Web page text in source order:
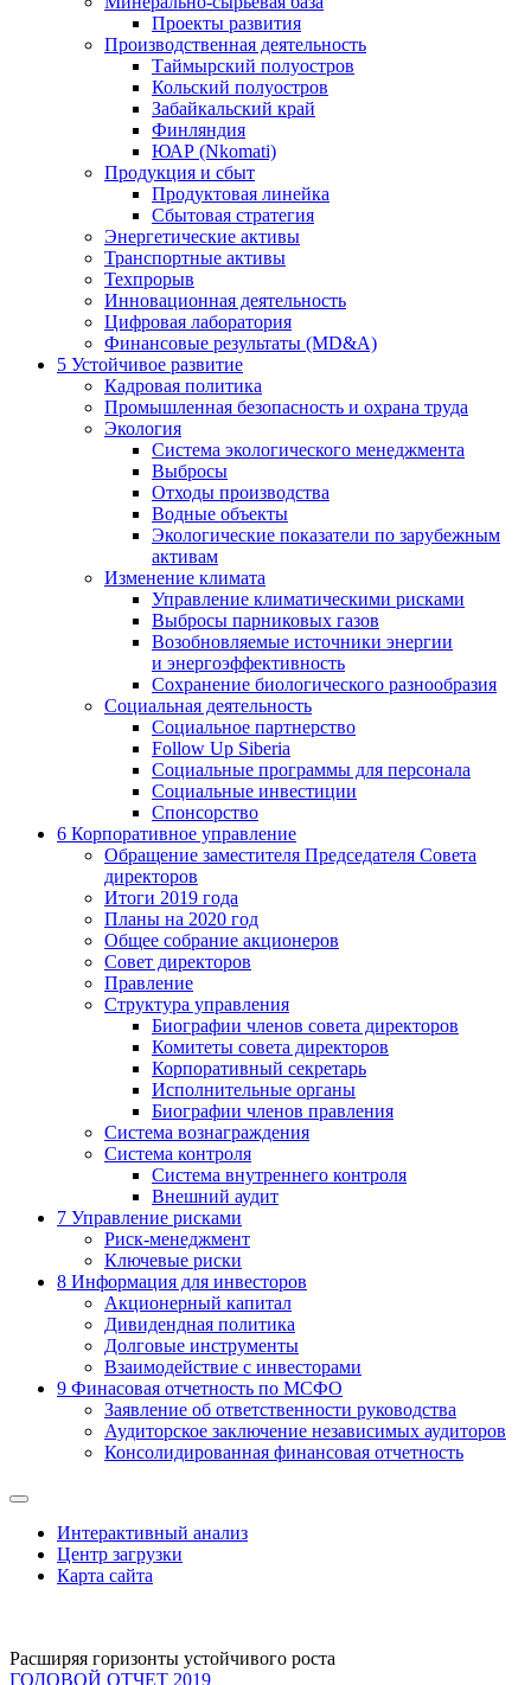
Проекты развития
Производственная деятельность
Таймырский полуостров
Кольский полуостров
Забайкальский край
Финляндия
ЮАР (Nkomati)
Продукция и сбыт
Продуктовая линейка
Сбытовая стратегия
Энергетические активы
Транспортные активы
Техпрорыв
Инновационная деятельность
Цифровая лаборатория
Финансовые результаты (MD&A)
5 Устойчивое развитие
Кадровая политика
Промышленная безопасность и охрана труда
Экология
Система экологического менеджмента
Выбросы
Отходы производства
Водные объекты
Экологические показатели по зарубежным
активам
Изменение климата
Управление климатическими рисками
Выбросы парниковых газов
Возобновляемые источники энергии
и энергоэффективность
Сохранение биологического разнообразия
Социальная деятельность
Социальное партнерство
Follow Up Siberia
Социальные программы для персонала
Социальные инвестиции
Спонсорство
6 Корпоративное управление
Обращение заместителя Председателя Совета
директоров
Итоги 2019 года
Планы на 2020 год
Общее собрание акционеров
Совет директоров
Правление
Структура управления
Биографии членов совета директоров
Комитеты совета директоров
Корпоративный секретарь
Исполнительные органы
Биографии членов правления
Система вознаграждения
Система контроля
Система внутреннего контроля
Внешний аудит
7 Управление рисками
Риск-менеджмент
Ключевые риски
8 Информация для инвесторов
Акционерный капитал
Дивидендная политика
Долговые инструменты
Взаимодействие с инвеcторами
9 Финасовая отчетность по МСФО
Заявление об ответственности руководства
Аудиторское заключение независимых аудиторов
Консолидированная финансовая отчетность
Интерактивный анализ
Центр загрузки
Карта сайта
Расширяя горизонты устойчивого роста
ГОДОВОЙ ОТЧЕТ 2019